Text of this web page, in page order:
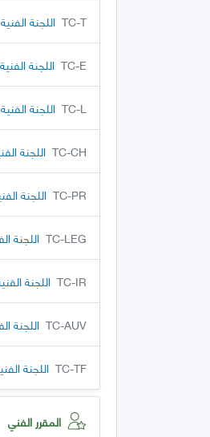
TC-T اللجنة
TC-E اللجنة
TC-L اللجنة
TC-CH اللجنة
TC-PR اللجنة
TC-LEG اللجنة
TC-IR اللجنة
TC-AUV اللجنة
TC-TF اللجنة
المقرر الفني